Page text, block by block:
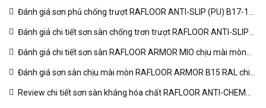
MIO B18 RAL | VINP
(04/03/2026)
Đánh giá sơn phủ chống trượt RAFLOOR ANTI-SLIP (PU) B17-1
RAL chuyên sâu | VINP
(04/03/2026)
Đánh giá chi tiết sơn sàn chống trơn trượt RAFLOOR ANTI-SLIP
B17 RAL | VINP
Đánh giá chi tiết sơn sàn RAFLOOR ARMOR MIO chịu mài mòn
Đánh giá sơn sàn chịu mài mòn RAFLOOR ARMOR B15 RAL chi
(04/03/2026)
Review chi tiết sơn sàn kháng hóa chất RAFLOOR ANTI-CHEM